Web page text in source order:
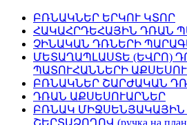
ԲՌՆԱԿՆԵՐ ԵՐԿՈՒ ԿՏՈՐ
ՀԱԿԱՀՐԴԵՀԱՅԻՆ ԴՌԱՆ
ՉԻՆԱԿԱՆ ԴՌՆԵՐԻ
ՄԵՏԱՂԱՊԼԱՍՏԵ (ԵՎՐՈ)
ՊԱՏՈՒՀԱՆՆԵՐԻ
ԲՌՆԱԿՆԵՐ ՇԱՐԺԱԿԱՆ
ԴՌԱՆ ԱՔՍԵՍՈՒԱՐՆԵՐ
ԲՌՆԱԿ ՄԻՋՍԵՆՅԱԿԱՅԻՆ
ՇԵՐՏԱՁՈՂՈՎ (ручка на